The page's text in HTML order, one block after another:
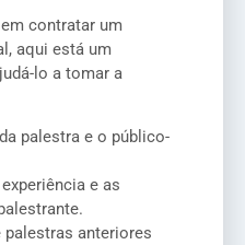
contratar um
aqui está um
lo a tomar a
palestra e o público-
e as
anteriores